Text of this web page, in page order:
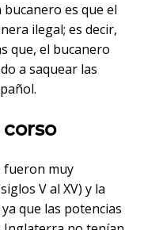
es que el
ilegal; es decir,
que, el bucanero
a saquear las
corso
fueron muy
V al XV) y la
que las potencias